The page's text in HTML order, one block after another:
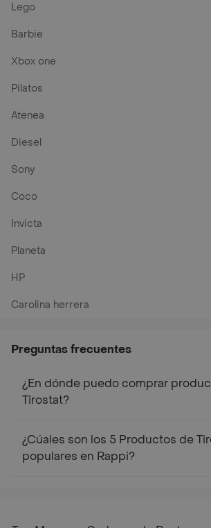
Lego
Barbie
Xbox one
Pilatos
Atenea
Diesel
Sony
Coco
Invicta
Planeta
HP
Carolina herrera
Preguntas frecuentes
¿En dónde puedo comprar
Tirostat?
¿Cúales son los 5 Productos de
populares en Rappi?